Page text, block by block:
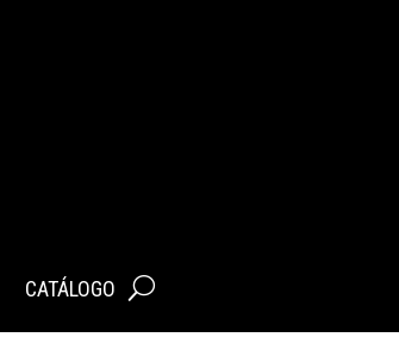
CATÁLOGO